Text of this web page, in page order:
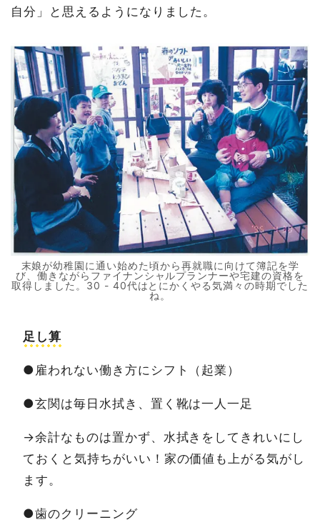
自分」と思えるようになりました。
末娘が幼稚園に通い始めた頃から再就職に向けて簿記を学
び、働きながらファイナンシャルプランナーや宅建の資格を
取得しました。30 - 40代はとにかくやる気満々の時期でした
ね。
足し算
●雇われない働き方にシフト（起業）
●玄関は毎日水拭き、置く靴は一人一足
→余計なものは置かず、水拭きをしてきれいにし
ておくと気持ちがいい！家の価値も上がる気がし
ます。
●歯のクリーニング